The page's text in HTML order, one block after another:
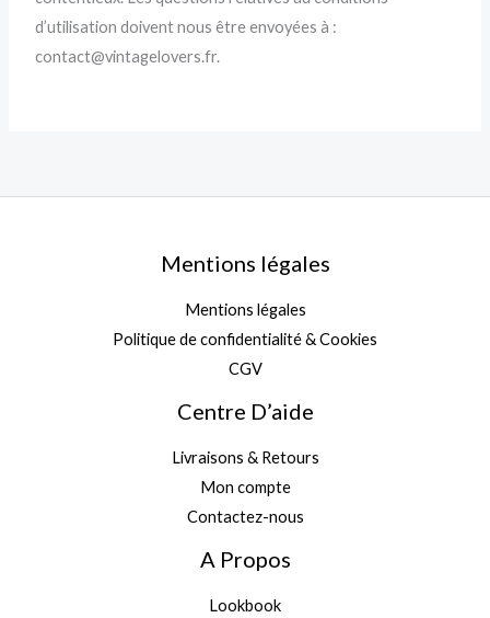
d’utilisation doivent nous être envoyées à :
contact@vintagelovers.fr.
Mentions légales
Mentions légales
Politique de confidentialité & Cookies
CGV
Centre D’aide
Livraisons & Retours
Mon compte
Contactez-nous
A Propos
Lookbook